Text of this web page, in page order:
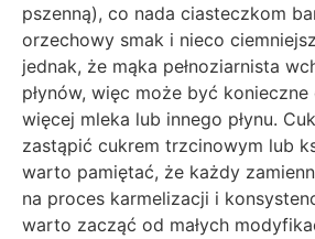
pszenną), co nada ciasteczkom
orzechowy smak i nieco
jednak, że mąka pełnoziarnista
płynów, więc może być
więcej mleka lub innego płynu.
zastąpić cukrem trzcinowym lub
warto pamiętać, że każdy
na proces karmelizacji i
warto zacząć od małych